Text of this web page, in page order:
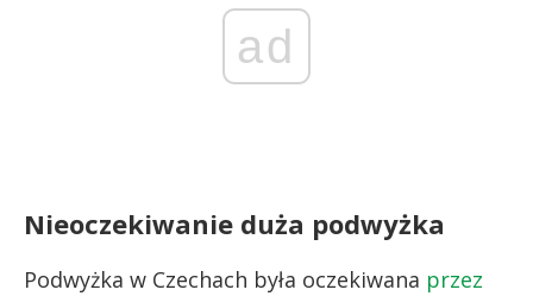
ad
Nieoczekiwanie duża podwyżka
Podwyżka w Czechach była oczekiwana przez